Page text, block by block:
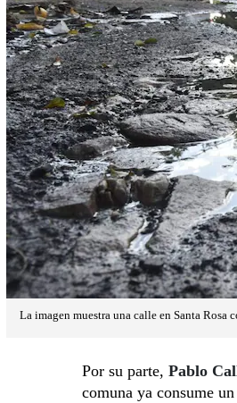
La imagen muestra una calle en Santa Rosa
Por su parte, Pablo
comuna ya consume